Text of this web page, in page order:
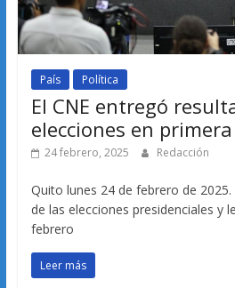
País Política
El CNE entregó
elecciones en
24 febrero, 2025 Redacción
Quito lunes 24 de febrero de 2025.
de las elecciones presidenciales y
febrero
Leer más